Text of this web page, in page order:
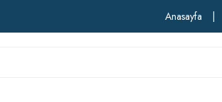
Anasayfa